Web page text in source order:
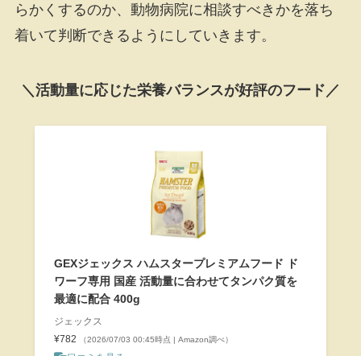
らかくするのか、動物病院に相談すべきかを落ち
着いて判断できるようにしていきます。
＼活動量に応じた栄養バランスが好評のフード／
GEXジェックス ハムスタープレミアムフード ド
ワーフ専用 国産 活動量に合わせてタンパク質を
最適に配合 400g
ジェックス
¥782
（2026/07/03 00:45時点 | Amazon調べ）